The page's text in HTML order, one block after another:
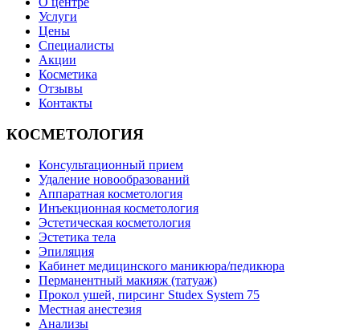
Услуги
Цены
Специалисты
Акции
Косметика
Отзывы
Контакты
КОСМЕТОЛОГИЯ
Консультационный прием
Удаление новообразований
Аппаратная косметология
Инъекционная косметология
Эстетическая косметология
Эстетика тела
Эпиляция
Кабинет медицинского маникюра/педикюра
Перманентный макияж (татуаж)
Прокол ушей, пирсинг Studex System 75
Местная анестезия
Анализы